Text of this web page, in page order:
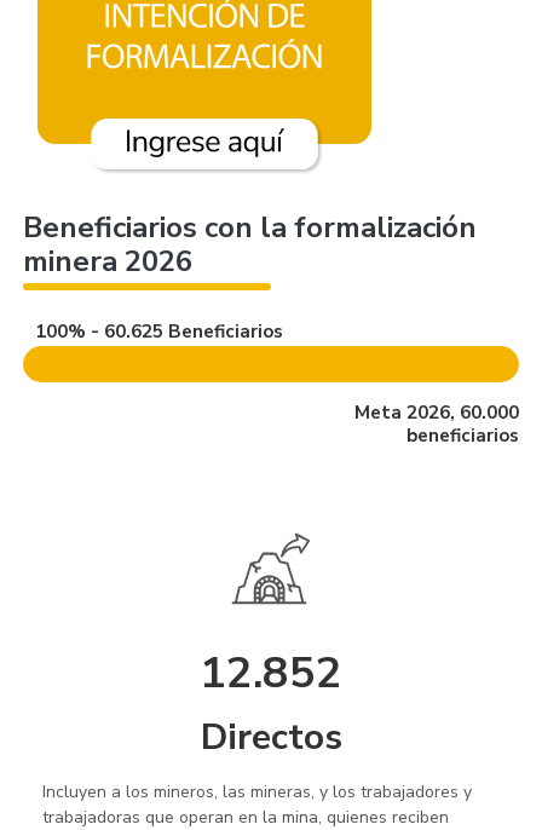
Beneficiarios con la formalización
minera 2026
100% - 60.625 Beneficiarios
Meta 2026, 60.000
beneficiarios
12.852
Directos
Incluyen a los mineros, las mineras, y los trabajadores y
trabajadoras que operan en la mina, quienes reciben